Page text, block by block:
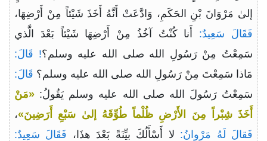
إلىٰ مَرْوَانَ بْنِ الحَكَمِ، وَادَّعَتْ أَنَّهُ أَخَذَ شَيْئاً مِنْ أَرْضِهَا،
فَقَالَ سَعِيدٌ: أَنا كُنْتُ آخُذُ مِنْ أَرْضِهَا شَيْئاً بَعْدَ الَّذي
سَمِعْتُ مِنْ رَسُولِ الله صلى الله عليه وسلم؟! قَالَ:
مَاذا سَمِعْتَ مِنْ رَسُولِ الله صلى الله عليه وسلم؟ قَالَ:
سَمِعْتُ رَسُولَ الله صلى الله عليه وسلم يَقُولُ: «مَنْ
أَخَذَ شِبْراً مِنَ الأَرْضِ ظُلْماً طُوِّقَهُ إلىٰ سَبْعِ أَرَضِينَ»،
فَقالَ لَهُ مَرْوانُ: لا أَسْأَلُكَ بيِّنَةً بَعْدَ هذَا، فَقَالَ سَعِيدٌ: